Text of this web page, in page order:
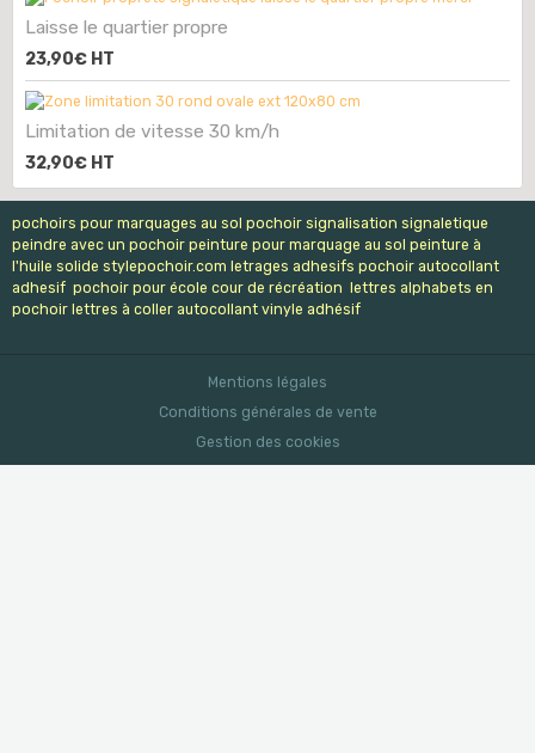
Laisse le quartier propre
23,90€ HT
Limitation de vitesse 30 km/h
32,90€ HT
pochoirs pour marquages au sol pochoir signalisation signaletique
peindre avec un pochoir peinture pour marquage au sol peinture à
l'huile solide stylepochoir.com letrages adhesifs pochoir autocollant
adhesif pochoir pour école cour de récréation lettres alphabets en
pochoir lettres à coller autocollant vinyle adhésif
Mentions légales
Conditions générales de vente
Gestion des cookies